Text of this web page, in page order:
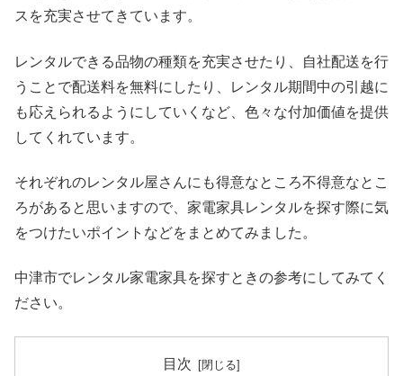
スを充実させてきています。
レンタルできる品物の種類を充実させたり、自社配送を行
うことで配送料を無料にしたり、レンタル期間中の引越に
も応えられるようにしていくなど、色々な付加価値を提供
してくれています。
それぞれのレンタル屋さんにも得意なところ不得意なとこ
ろがあると思いますので、家電家具レンタルを探す際に気
をつけたいポイントなどをまとめてみました。
中津市でレンタル家電家具を探すときの参考にしてみてく
ださい。
目次